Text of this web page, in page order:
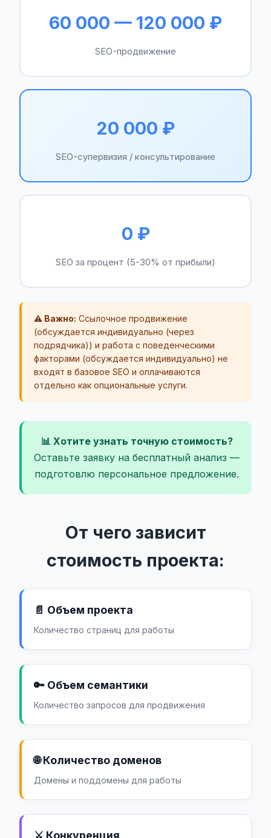
60 000 — 120 000 ₽
SEO-продвижение
20 000 ₽
SEO-супервизия / консультирование
0 ₽
SEO за процент (5-30% от прибыли)
⚠️ Важно: Ссылочное продвижение
(обсуждается индивидуально (через
подрядчика)) и работа с поведенческими
факторами (обсуждается индивидуально) не
входят в базовое SEO и оплачиваются
отдельно как опциональные услуги.
📊 Хотите узнать точную стоимость?
Оставьте заявку на бесплатный анализ —
подготовлю персональное предложение.
От чего зависит
стоимость проекта:
📄 Объем проекта
Количество страниц для работы
🔑 Объем семантики
Количество запросов для продвижения
🌐 Количество доменов
Домены и поддомены для работы
⚔️ Конкуренция